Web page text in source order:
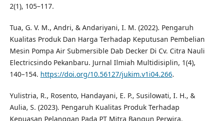
2(1), 105–117.
Tua, G. V. M., Andri, & Andariyani, I. M. (2022). Pengaruh
Kualitas Produk Dan Harga Terhadap Keputusan Pembelian
Mesin Pompa Air Submersible Dab Decker Di Cv. Citra Nauli
Electricsindo Pekanbaru. Jurnal Ilmiah Multidisiplin, 1(4),
140–154. https://doi.org/10.56127/jukim.v1i04.266.
Yulistria, R., Rosento, Handayani, E. P., Susilowati, I. H., &
Aulia, S. (2023). Pengaruh Kualitas Produk Terhadap
Kepuasan Pelanggan Pada PT Mitra Bangun Perwira.